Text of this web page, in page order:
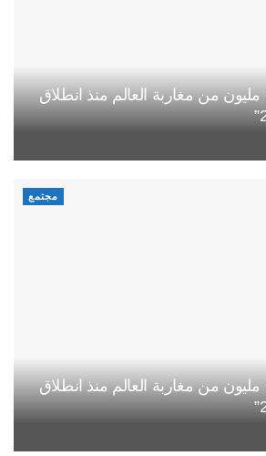
دخول أزيد من 2,7 مليون من مغاربة العالم منذ انطلاق
مجتمع
دخول أزيد من 2,7 مليون من مغاربة العالم منذ انطلاق